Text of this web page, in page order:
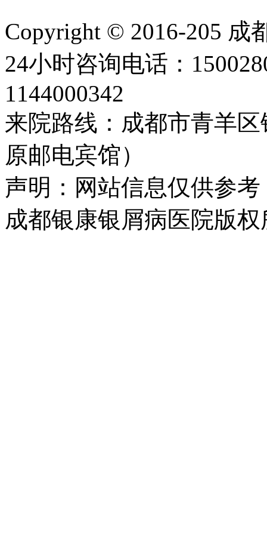
Copyright © 2016-205
24小时咨询电话：
1144000342
来院路线：成都市青羊
原邮电宾馆）
声明：网站信息仅供参
成都银康银屑病医院版